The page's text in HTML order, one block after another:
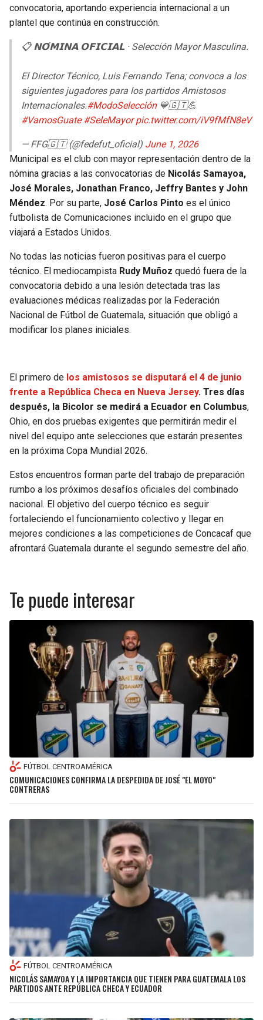
convocatoria, aportando experiencia internacional a un
plantel que continúa en construcción.
📋 𝗡𝗢́𝗠𝗜𝗡𝗔 𝗢𝗙𝗜𝗖𝗜𝗔𝗟 · Selección Mayor Masculina.
El Director Técnico, Luis Fernando Tena; convoca a los
siguientes jugadores para los partidos Amistosos
Internacionales.#ModoSelección💙🇬🇹💪
#VamosGuate #SeleMayor pic.twitter.com/iV9fMfN8eV
— FFG🇬🇹 (@fedefut_oficial) June 1, 2026
Municipal es el club con mayor representación dentro de la
nómina gracias a las convocatorias de Nicolás Samayoa,
José Morales, Jonathan Franco, Jeffry Bantes y John
Méndez. Por su parte, José Carlos Pinto es el único
futbolista de Comunicaciones incluido en el grupo que
viajará a Estados Unidos.
No todas las noticias fueron positivas para el cuerpo
técnico. El mediocampista Rudy Muñoz quedó fuera de la
convocatoria debido a una lesión detectada tras las
evaluaciones médicas realizadas por la Federación
Nacional de Fútbol de Guatemala, situación que obligó a
modificar los planes iniciales.
El primero de los amistosos se disputará el 4 de junio
frente a República Checa en Nueva Jersey. Tres días
después, la Bicolor se medirá a Ecuador en Columbus,
Ohio, en dos pruebas exigentes que permitirán medir el
nivel del equipo ante selecciones que estarán presentes
en la próxima Copa Mundial 2026.
Estos encuentros forman parte del trabajo de preparación
rumbo a los próximos desafíos oficiales del combinado
nacional. El objetivo del cuerpo técnico es seguir
fortaleciendo el funcionamiento colectivo y llegar en
mejores condiciones a las competiciones de Concacaf que
afrontará Guatemala durante el segundo semestre del año.
Te puede interesar
FÚTBOL CENTROAMÉRICA
COMUNICACIONES CONFIRMA LA DESPEDIDA DE JOSÉ "EL MOYO"
CONTRERAS
FÚTBOL CENTROAMÉRICA
NICOLÁS SAMAYOA Y LA IMPORTANCIA QUE TIENEN PARA GUATEMALA LOS
PARTIDOS ANTE REPÚBLICA CHECA Y ECUADOR